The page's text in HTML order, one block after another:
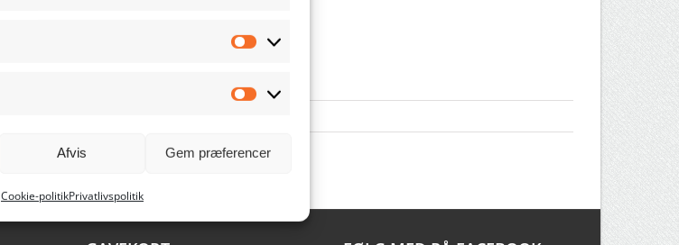
Statistikker
Marketing
Afvis Gem præferencer
Cookie-politikPrivatlivspolitik